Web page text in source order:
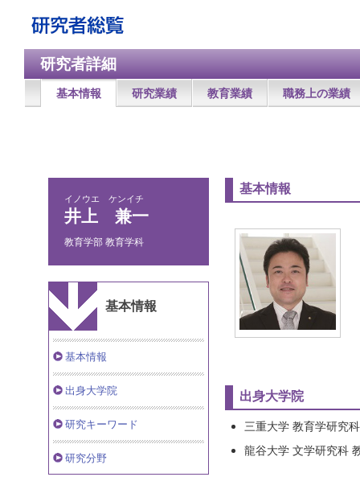
研究者詳細
基本情報 研究業績 教育業績 職務上の業績
イノウエ ケンイチ
井上 兼一
教育学部 教育学科
基本情報
基本情報
出身大学院
研究キーワード
研究分野
基本情報
出身大学院
三重大学 教育学研究
龍谷大学 文学研究科